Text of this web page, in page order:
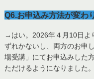
Q6.お申込み方法が変わ
→はい。2026年４月10日よ
ずれかないし、両方のお申
場受講」にてお申込みした
ただけるようになりました。